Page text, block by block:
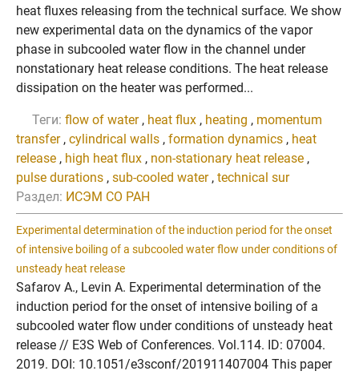
heat fluxes releasing from the technical surface. We show
new experimental data on the dynamics of the vapor
phase in subcooled water flow in the channel under
nonstationary heat release conditions. The heat release
dissipation on the heater was performed...
Теги: flow of water, heat flux , heating , momentum
transfer, cylindrical walls , formation dynamics , heat
release , high heat flux , non-stationary heat release ,
pulse durations , sub-cooled water, technical sur
Раздел: ИСЭМ СО РАН
Experimental determination of the induction period for the onset
of intensive boiling of a subcooled water flow under conditions of
unsteady heat release
Safarov A., Levin A. Experimental determination of the
induction period for the onset of intensive boiling of a
subcooled water flow under conditions of unsteady heat
release // E3S Web of Conferences. Vol.114. ID: 07004.
2019. DOI: 10.1051/e3sconf/201911407004 This paper